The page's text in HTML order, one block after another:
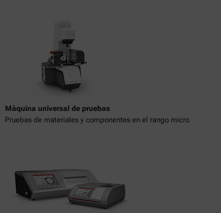
Máquina universal de pruebas
Pruebas de materiales y componentes en el rango micro